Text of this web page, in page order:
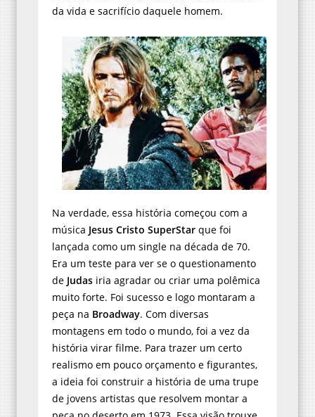
da vida e sacrifício daquele homem.
Na verdade, essa história começou com a
música Jesus Cristo SuperStar que foi
lançada como um single na década de 70.
Era um teste para ver se o questionamento
de Judas iria agradar ou criar uma polêmica
muito forte. Foi sucesso e logo montaram a
peça na Broadway . Com diversas
montagens em todo o mundo, foi a vez da
história virar filme. Para trazer um certo
realismo em pouco orçamento e figurantes,
a ideia foi construir a história de uma trupe
de jovens artistas que resolvem montar a
peça no deserto em 1973. Essa visão trouxe